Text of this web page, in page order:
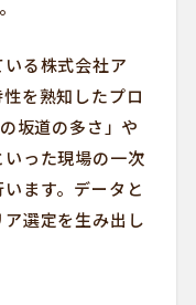
る株式会社ア
を熟知したプロ
坂道の多さ」や
いった現場の一次
ます。データと
選定を生み出し